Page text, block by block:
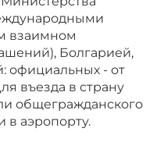
взаимном
Болгарией,
официальных - от
въезда в страну
общегражданского
в аэропорту.